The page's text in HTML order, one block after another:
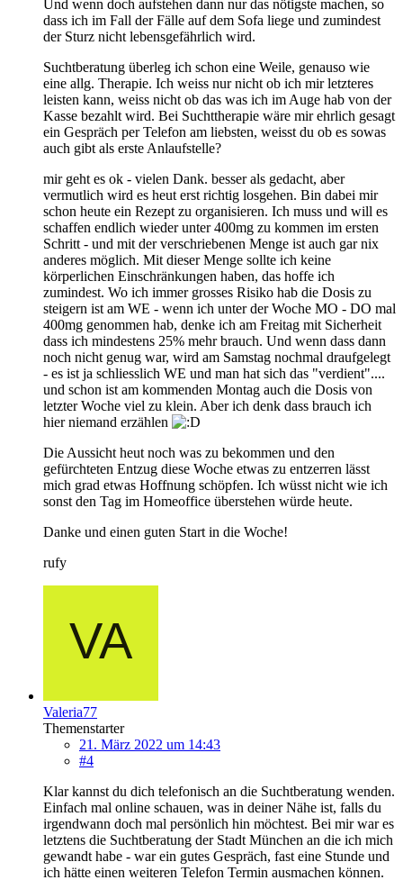
Und wenn doch aufstehen dann nur das nötigste machen, so
dass ich im Fall der Fälle auf dem Sofa liege und zumindest
der Sturz nicht lebensgefährlich wird.
Suchtberatung überleg ich schon eine Weile, genauso wie
eine allg. Therapie. Ich weiss nur nicht ob ich mir letzteres
leisten kann, weiss nicht ob das was ich im Auge hab von der
Kasse bezahlt wird. Bei Suchttherapie wäre mir ehrlich gesagt
ein Gespräch per Telefon am liebsten, weisst du ob es sowas
auch gibt als erste Anlaufstelle?
mir geht es ok - vielen Dank. besser als gedacht, aber
vermutlich wird es heut erst richtig losgehen. Bin dabei mir
schon heute ein Rezept zu organisieren. Ich muss und will es
schaffen endlich wieder unter 400mg zu kommen im ersten
Schritt - und mit der verschriebenen Menge ist auch gar nix
anderes möglich. Mit dieser Menge sollte ich keine
körperlichen Einschränkungen haben, das hoffe ich
zumindest. Wo ich immer grosses Risiko hab die Dosis zu
steigern ist am WE - wenn ich unter der Woche MO - DO mal
400mg genommen hab, denke ich am Freitag mit Sicherheit
dass ich mindestens 25% mehr brauch. Und wenn dass dann
noch nicht genug war, wird am Samstag nochmal draufgelegt
- es ist ja schliesslich WE und man hat sich das "verdient"....
und schon ist am kommenden Montag auch die Dosis von
letzter Woche viel zu klein. Aber ich denk dass brauch ich
hier niemand erzählen
Die Aussicht heut noch was zu bekommen und den
gefürchteten Entzug diese Woche etwas zu entzerren lässt
mich grad etwas Hoffnung schöpfen. Ich wüsst nicht wie ich
sonst den Tag im Homeoffice überstehen würde heute.
Danke und einen guten Start in die Woche!
rufy
Valeria77
Themenstarter
21. März 2022 um 14:43
#4
Klar kannst du dich telefonisch an die Suchtberatung wenden.
Einfach mal online schauen, was in deiner Nähe ist, falls du
irgendwann doch mal persönlich hin möchtest. Bei mir war es
letztens die Suchtberatung der Stadt München an die ich mich
gewandt habe - war ein gutes Gespräch, fast eine Stunde und
ich hätte einen weiteren Telefon Termin ausmachen können.